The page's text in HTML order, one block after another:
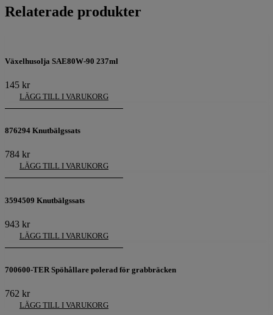
Relaterade produkter
Växelhusolja SAE80W-90 237ml
145 kr
LÄGG TILL I VARUKORG
876294 Knutbälgssats
784 kr
LÄGG TILL I VARUKORG
3594509 Knutbälgssats
943 kr
LÄGG TILL I VARUKORG
700600-TER Spöhållare polerad för grabbräcken
762 kr
LÄGG TILL I VARUKORG